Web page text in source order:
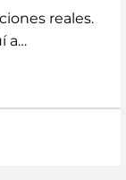
reales.
a…